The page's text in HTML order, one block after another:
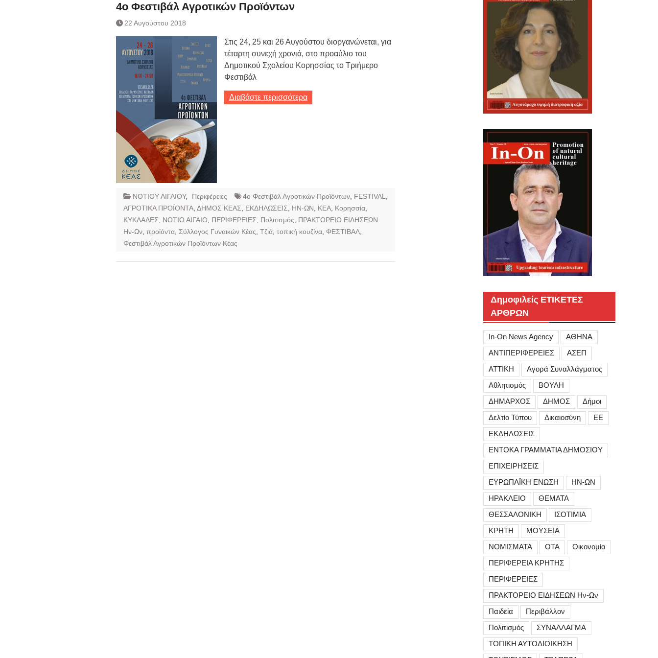
Συναλλάγματος &
Τραπεζογραμματίων 7-3-2019
Ημερήσιο Δελτίο Τιμών
Συναλλάγματος &
Τραπεζογραμματίων 4-3-2019
Κάθοδος αγροτών
Δικαιοσύνη
4ο Φεστιβάλ Αγροτικών Προϊόντων
22 Αυγούστου 2018
Στις 24, 25 και 26 Αυγούστου διοργανώνεται, για
τέταρτη συνεχή χρονιά, στο προαύλιο του
Δημοτικού Σχολείου Κορησσίας το Τριήμερο
Φεστιβάλ
Διαβάστε περισσότερα
ΝΟΤΙΟΥ ΑΙΓΑΙΟΥ, Περιφέρειες 4ο Φεστιβάλ Αγροτικών Προϊόντων FESTIVAL
ΑΓΡΟΤΙΚΑ ΠΡΟΪΟΝΤΑ ΔΗΜΟΣ ΚΕΑΣ ΕΚΔΗΛΩΣΕΙΣ ΗΝ-ΩΝ ΚΕΑ Κορησσία
ΚΥΚΛΑΔΕΣ
ΝΟΤΙΟ ΑΙΓΑΙΟ ΠΕΡΙΦΕΡΕΙΕΣ Πολιτισμός
ΠΡΑΚΤΟΡΕΙΟ ΕΙΔΗΣΕΩΝ
Ην-Ων προϊόντα Σύλλογος Γυναικών Κέας Τζιά τοπική κουζίνα ΦΕΣΤΙΒΑΛ
Φεστιβάλ Αγροτικών Προϊόντων Κέας
Δημοφιλείς ΕΤΙΚΕΤΕΣ
ΑΡΘΡΩΝ
In-On News Agency
ΑΘΗΝΑ
ΑΝΤΙΠΕΡΙΦΕΡΕΙΕΣ
ΑΣΕΠ
ΑΤΤΙΚΗ
Αγορά Συναλλάγματος
Αθλητισμός
ΒΟΥΛΗ
ΔΗΜΑΡΧΟΣ
ΔΗΜΟΣ
Δήμοι
Δελτίο Τύπου
Δικαιοσύνη
ΕΕ
ΕΚΔΗΛΩΣΕΙΣ
ΕΝΤΟΚΑ ΓΡΑΜΜΑΤΙΑ ΔΗΜΟΣΙΟΥ
ΕΠΙΧΕΙΡΗΣΕΙΣ
ΕΥΡΩΠΑΪΚΗ ΕΝΩΣΗ
ΗΝ-ΩΝ
ΗΡΑΚΛΕΙΟ
ΘΕΜΑΤΑ
ΘΕΣΣΑΛΟΝΙΚΗ
ΙΣΟΤΙΜΙΑ
ΚΡΗΤΗ
ΜΟΥΣΕΙΑ
ΝΟΜΙΣΜΑΤΑ
ΟΤΑ
Οικονομία
ΠΕΡΙΦΕΡΕΙΑ ΚΡΗΤΗΣ
ΠΕΡΙΦΕΡΕΙΕΣ
ΠΡΑΚΤΟΡΕΙΟ ΕΙΔΗΣΕΩΝ Ην-Ων
Παιδεία
Περιβάλλον
Πολιτισμός
ΣΥΝΑΛΛΑΓΜΑ
ΤΟΠΙΚΗ ΑΥΤΟΔΙΟΙΚΗΣΗ